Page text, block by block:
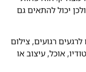
יכול להתאים גם
רגועים, צילום
אוכל, עיצוב או